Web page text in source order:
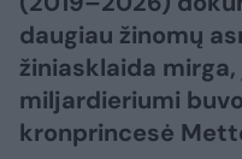
daugiau žinomų
žiniasklaida
miljardieriumi
kronprincesė